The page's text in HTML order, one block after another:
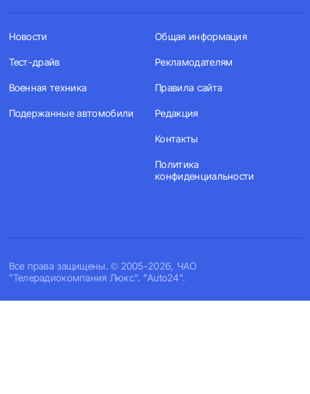
Все права защищены. © 2005-2026, ЧАО
"Телерадиокомпания Люкс". "Auto24".
Новости
Тест-драйв
Военная техника
Подержанные автомобили
Общая информация
Рекламодателям
Правила сайта
Редакция
Контакты
Политика
конфиденциальности